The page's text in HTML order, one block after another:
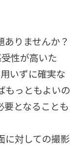
りませんか？
性が高いた
いずに確実な
もっともよいの
要となることも
に対しての撮影